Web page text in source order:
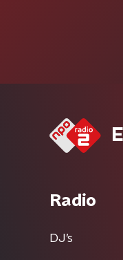
Radio
DJ’s